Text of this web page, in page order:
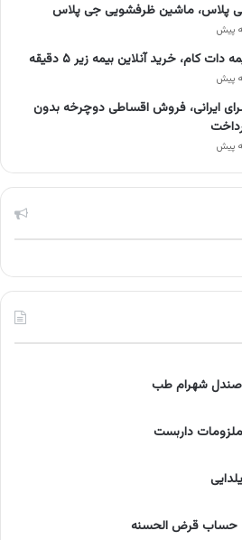
پلاس، ماشین ظرفشویی جی پلاس
دات کام، خرید آنلاین بیمه زیر ۵ دقیقه
ایرانی، فروش اقساطی دوچرخه بدون
شهرام طب
ملزومات داربست
، حساب قرض الحسنه